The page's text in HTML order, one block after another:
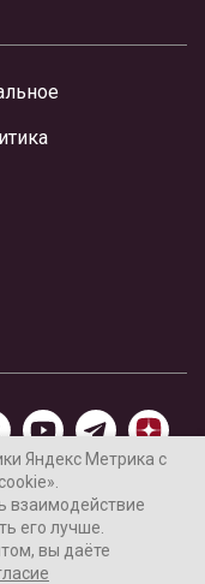
Интернет-газеты
«Ваши новости»
нажмите Ctrl+Enter
Яндекс Метрика с
взаимодействие
его лучше.
вы даёте